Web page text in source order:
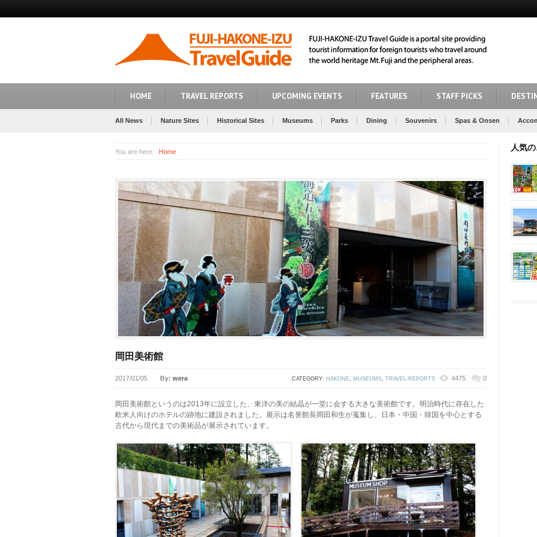
HOME TRAVEL REPORTS UPCOMING EVENTS FEATURES STAFF PICKS
All News Nature Sites Historical Sites Museums Parks Dining Souvenirs Spas & Onsen
You are here: Home
岡田美術館
2017/01/05 By: wera CATEGORY: HAKONE, MUSEUMS, TRAVEL-REPORTS 4475 0
岡田美術館というのは2013年に設立した、東洋の美の結晶が一堂に会する大きな美術館です。明治時代に存在した
欧米人向けのホテルの跡地に建設されました。展示は名誉館長岡田和生が蒐集し、日本・中国・韓国を中心とする
古代から現代までの美術品が展示されています。
人気